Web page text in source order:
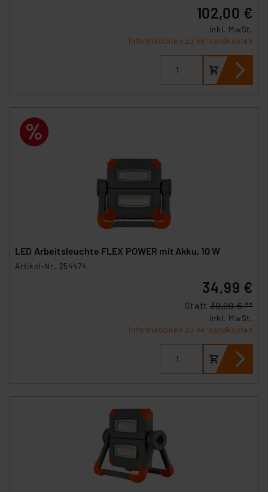
102,00 €
inkl. MwSt.
Informationen zu Versandkosten
LED Arbeitsleuchte FLEX POWER mit Akku, 10 W
Artikel-Nr. 254474
34,99 €
Statt 39,99 € **
inkl. MwSt.
Informationen zu Versandkosten